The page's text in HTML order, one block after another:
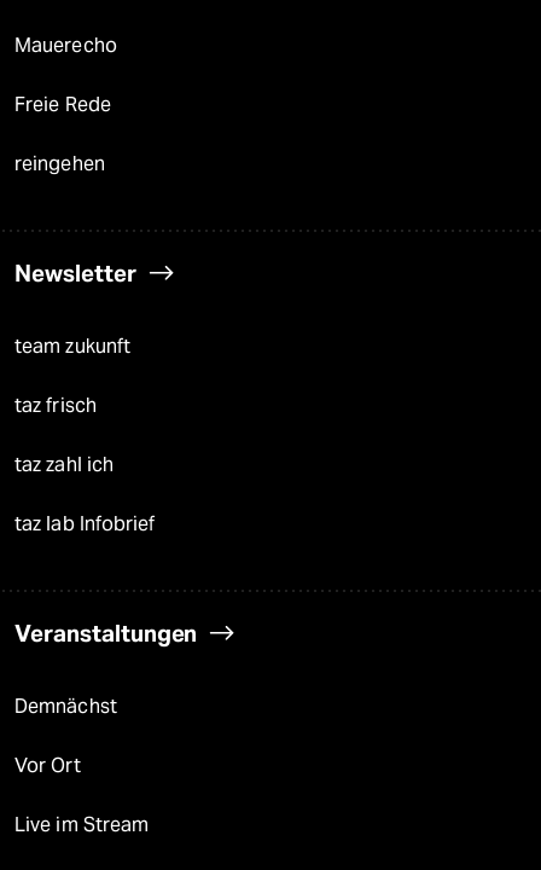
Mauerecho
Freie Rede
reingehen
Newsletter
team zukunft
taz frisch
taz zahl ich
taz lab Infobrief
Veranstaltungen
Demnächst
Vor Ort
Live im Stream